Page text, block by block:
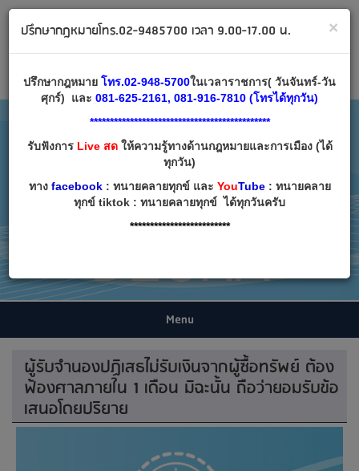
Email:decha007@decha.com
เข้าสู่ระบบ สมัครสมาชิก
Menu
ผู้รับจำนองปฏิเสธไม่รับเงินจากผู้ซื้อทรัพย์ ต้อง
ฟ้องศาลภายใน 1 เดือน มิฉะนั้น ถือว่ายอมรับข้อ
เสนอโดยปริยาย
×
ปรึกษากฎหมายโทร.02-9485700 เวลา 9.00-17.00 น.
ปรึกษากฎหมาย โทร.02-948-5700ในเวลาราชการ( วันจันทร์-วัน
ศุกร์) และ 081-625-2161, 081-916-7810 (โทรได้ทุกวัน)
*********************************************
รับฟังการLive สดให้ความรู้ทางด้านกฎหมายและการเมือง (ได้
ทุกวัน)
ทาง facebook: ทนายคลายทุกข์ และ YouTube: ทนายคลาย
ทุกข์ tiktok : ทนายคลายทุกข์ ได้ทุกวันครับ
*************************